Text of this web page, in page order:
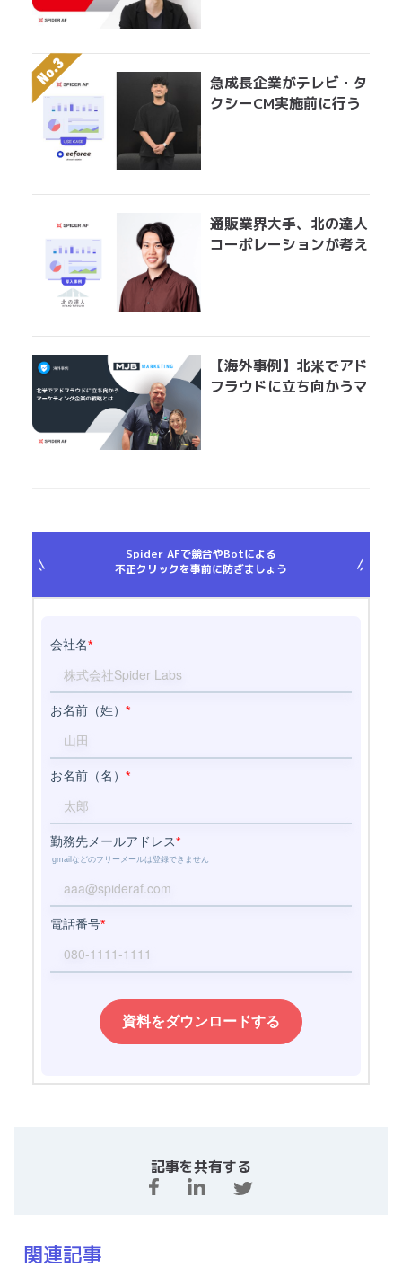
急成長企業がテレビ・タ
クシーCM実施前に行う
通販業界大手、北の達人
コーポレーションが考え
【海外事例】北米でアド
フラウドに立ち向かうマ
Spider AFで競合やBotによる
不正クリックを事前に防ぎましょう
記事を共有する
関連記事